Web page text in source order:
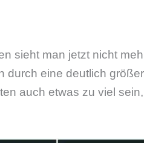
sieht man jetzt nicht
durch eine deutlich
auch etwas zu viel